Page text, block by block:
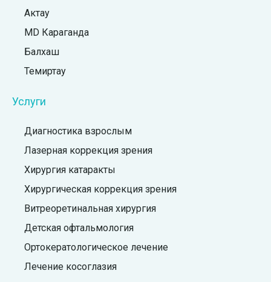
Актау
MD Караганда
Балхаш
Темиртау
Услуги
Диагностика взрослым
Лазерная коррекция зрения
Хирургия катаракты
Хирургическая коррекция зрения
Витреоретинальная хирургия
Детская офтальмология
Ортокератологическое лечение
Лечение косоглазия